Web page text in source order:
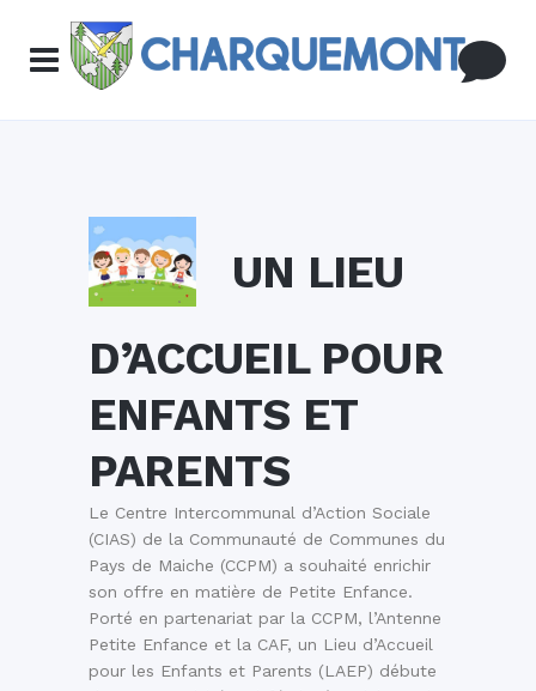
UN LIEU
D’ACCUEIL POUR
ENFANTS ET
PARENTS
Le Centre Intercommunal d’Action Sociale
(CIAS) de la Communauté de Communes du
Pays de Maiche (CCPM) a souhaité enrichir
son offre en matière de Petite Enfance.
Porté en partenariat par la CCPM, l’Antenne
Petite Enfance et la CAF, un Lieu d’Accueil
pour les Enfants et Parents (LAEP) débute